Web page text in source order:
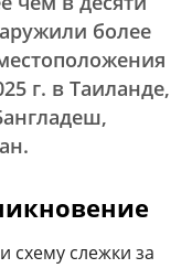
более
г. в Таиланде,
схему слежки за